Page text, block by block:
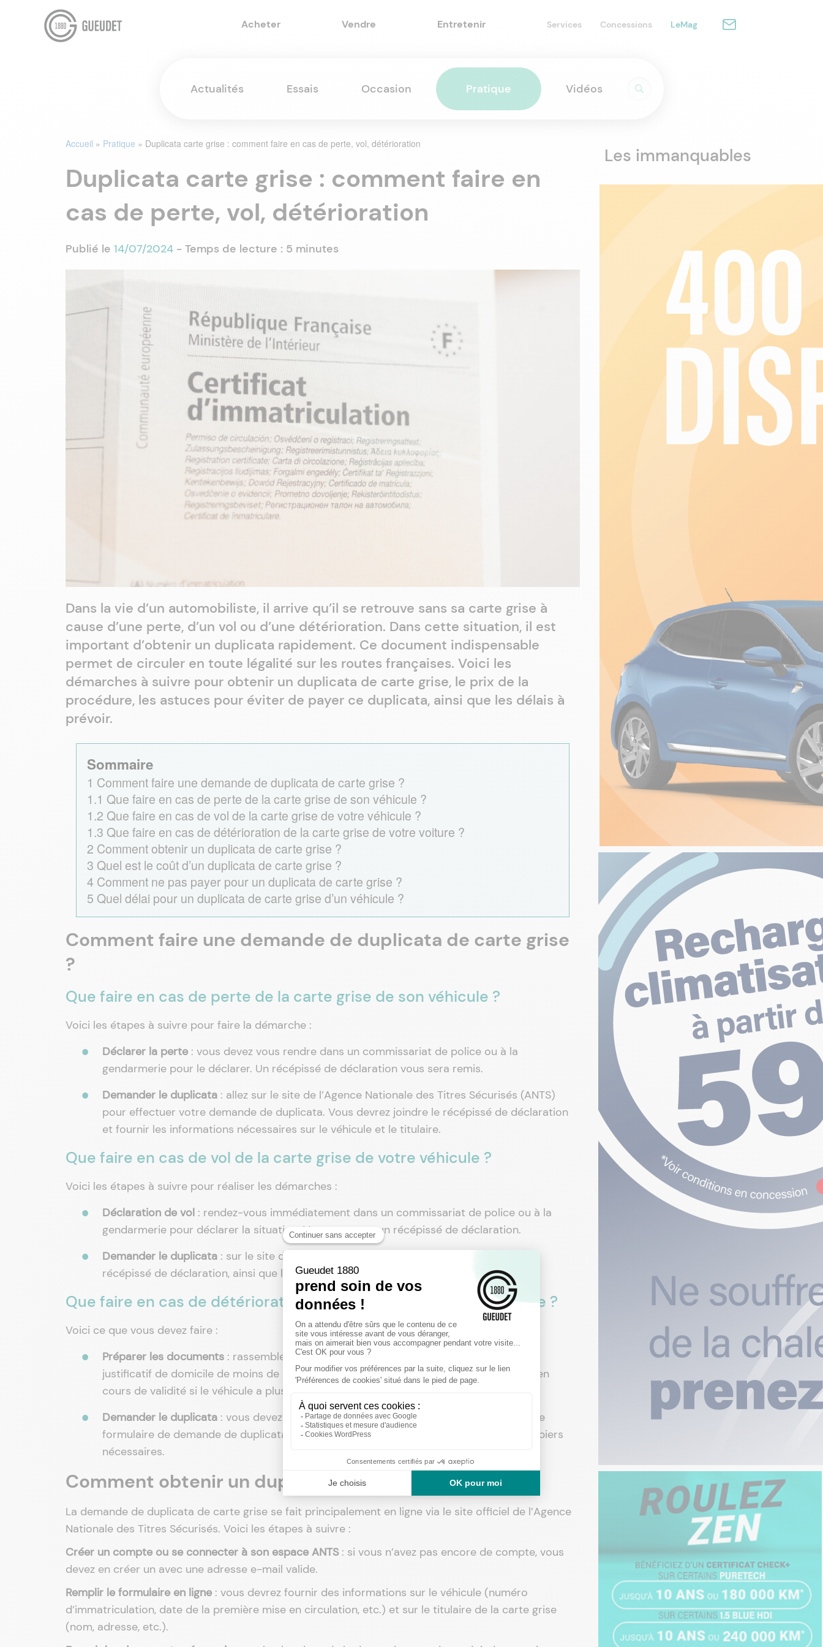
Acheter Vendre Entretenir Services Concessions LeMag
Actualités Essais Occasion Pratique Vidéos
Accueil » Pratique » Duplicata carte grise : comment faire en cas de perte, vol, détérioration
Duplicata carte grise : comment faire en
cas de perte, vol, détérioration
Publié le 14/07/2024 - Temps de lecture : 5 minutes
Dans la vie d’un automobiliste, il arrive qu’il se retrouve sans sa carte grise à
cause d’une perte, d’un vol ou d’une détérioration. Dans cette situation, il est
important d’obtenir un duplicata rapidement. Ce document indispensable
permet de circuler en toute légalité sur les routes françaises. Voici les
démarches à suivre pour obtenir un duplicata de carte grise, le prix de la
procédure, les astuces pour éviter de payer ce duplicata, ainsi que les délais à
prévoir.
Sommaire
1 Comment faire une demande de duplicata de carte grise ?
1.1 Que faire en cas de perte de la carte grise de son véhicule ?
1.2 Que faire en cas de vol de la carte grise de votre véhicule ?
1.3 Que faire en cas de détérioration de la carte grise de votre voiture ?
2 Comment obtenir un duplicata de carte grise ?
3 Quel est le coût d’un duplicata de carte grise ?
4 Comment ne pas payer pour un duplicata de carte grise ?
5 Quel délai pour un duplicata de carte grise d’un véhicule ?
Comment faire une demande de duplicata de carte grise
?
Que faire en cas de perte de la carte grise de son véhicule ?
Voici les étapes à suivre pour faire la démarche :
Déclarer la perte : vous devez vous rendre dans un commissariat de police ou à la
gendarmerie pour le déclarer. Un récépissé de déclaration vous sera remis.
Demander le duplicata : allez sur le site de l’Agence Nationale des Titres Sécurisés (ANTS)
pour effectuer votre demande de duplicata. Vous devrez joindre le récépissé de déclaration
et fournir les informations nécessaires sur le véhicule et le titulaire.
Que faire en cas de vol de la carte grise de votre véhicule ?
Voici les étapes à suivre pour réaliser les démarches :
Déclaration de vol : rendez-vous immédiatement dans un commissariat de police ou à la
gendarmerie pour déclarer la situation. Vous recevrez un récépissé de déclaration.
Demander le duplicata : sur le site de l’ANTS, effectuez votre demande en joignant le
récépissé de déclaration, ainsi que les informations et papiers requis.
Que faire en cas de détérioration de la carte grise de votre voiture ?
Voici ce que vous devez faire :
Préparer les documents : rassemblez la carte grise détériorée, une pièce d’identité, un
justificatif de domicile de moins de six mois, et éventuellement un contrôle technique en
cours de validité si le véhicule a plus de quatre ans.
Demander le duplicata : vous devez vous connecter sur le site de l’ANTS pour remplir le
formulaire de demande de duplicata. Joignez la carte grise détériorée et les autres papiers
nécessaires.
Comment obtenir un duplicata de carte grise ?
La demande de duplicata de carte grise se fait principalement en ligne via le site officiel de l’Agence
Nationale des Titres Sécurisés. Voici les étapes à suivre :
Créer un compte ou se connecter à son espace ANTS: si vous n’avez pas encore de compte, vous
devez en créer un avec une adresse e-mail valide.
Remplir le formulaire en ligne : vous devrez fournir des informations sur le véhicule (numéro
d’immatriculation, date de la première mise en circulation, etc.) et sur le titulaire de la carte grise
(nom, adresse, etc.).
Les immanquables